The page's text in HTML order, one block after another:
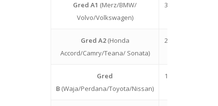
Gred A1 (Merz/BMW/
Volvo/Volkswagen)
3000
Gred A2 (Honda
Accord/Camry/Teana/ Sonata)
2500
Gred
B (Waja/Perdana/Toyota/Nissan)
1600